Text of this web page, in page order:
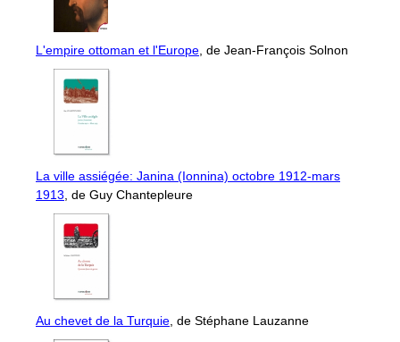
L'empire ottoman et l'Europe, de Jean-François Solnon
La ville assiégée: Janina (Ionnina) octobre 1912-mars
1913, de Guy Chantepleure
Au chevet de la Turquie, de Stéphane Lauzanne